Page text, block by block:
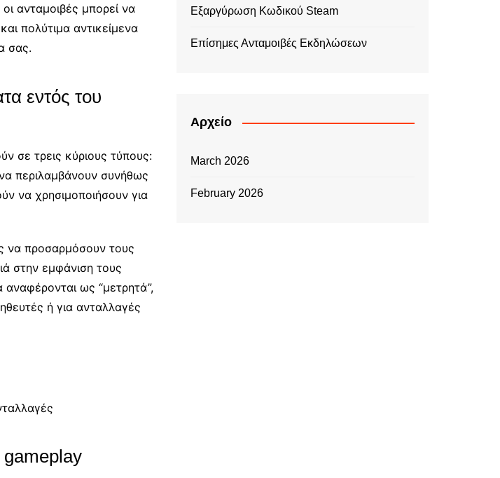
ανταμοιβές μπορεί να
πολύτιμα αντικείμενα
σας.
εντός του
σε τρεις κύριους τύπους:
περιλαμβάνουν συνήθως
να χρησιμοποιήσουν για
να προσαρμόσουν τους
στην εμφάνιση τους
αναφέρονται ως “μετρητά”,
ή για ανταλλαγές
gameplay
Εξαργύρωση Κωδικού Steam
Επίσημες Ανταμοιβές Εκδηλώσεων
Αρχείο
March 2026
February 2026